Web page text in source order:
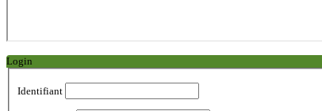
Login
Identifiant